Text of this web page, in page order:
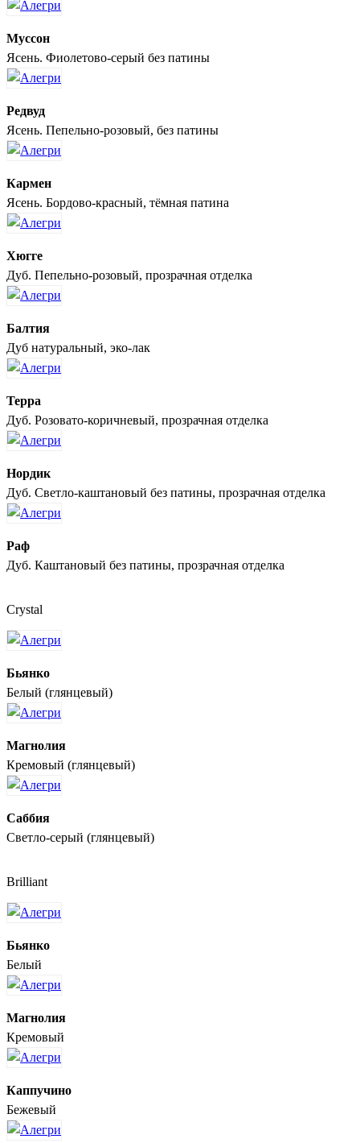
Муссон
Ясень. Фиолетово-серый без патины
Редвуд
Ясень. Пепельно-розовый, без патины
Кармен
Ясень. Бордово-красный, тёмная патина
Хюгге
Дуб. Пепельно-розовый, прозрачная отделка
Балтия
Дуб натуральный, эко-лак
Терра
Дуб. Розовато-коричневый, прозрачная отделка
Нордик
Дуб. Светло-каштановый без патины, прозрачная отделка
Раф
Дуб. Каштановый без патины, прозрачная отделка
Crystal
Бьянко
Белый (глянцевый)
Магнолия
Кремовый (глянцевый)
Саббия
Светло-серый (глянцевый)
Brilliant
Бьянко
Белый
Магнолия
Кремовый
Каппучино
Бежевый